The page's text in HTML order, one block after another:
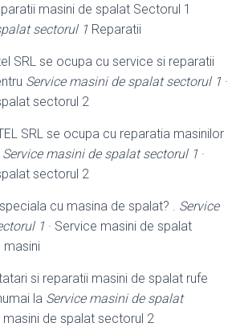
masini de spalat Sectorul 1
sectorul 1 Reparatii
SRL se ocupa cu service si reparatii
Service masini de spalat sectorul 1 ·
sectorul 2
SRL se ocupa cu reparatia masinilor
Service masini de spalat sectorul 1 ·
sectorul 2
cu masina de spalat? . Service
1 · Service masini de spalat
masini
si reparatii masini de spalat rufe
la Service masini de spalat
masini de spalat sectorul 2